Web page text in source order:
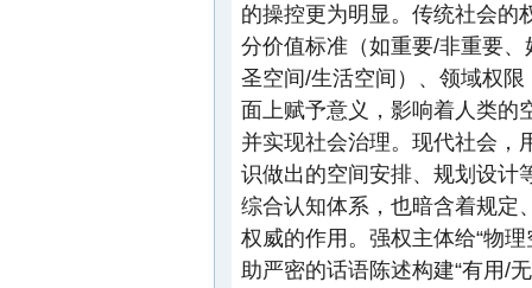
的操控更为明显。传统社会的
分价值标准（如重要/非重要
圣空间/生活空间）、领域权
面上赋予意义，影响着人类的
并实现社会治理。现代社会，
识做出的空间安排、规划设计
综合认知体系，也暗含着规定
权威的作用。强权主体给“物
助严密的话语陈述构建“有用/